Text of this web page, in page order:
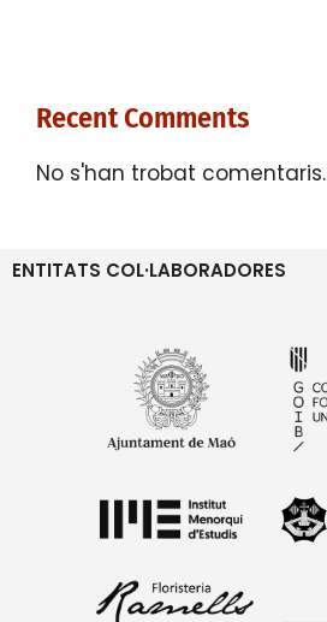
Recent Comments
No s'han trobat comentaris.
ENTITATS COL·LABORADORES